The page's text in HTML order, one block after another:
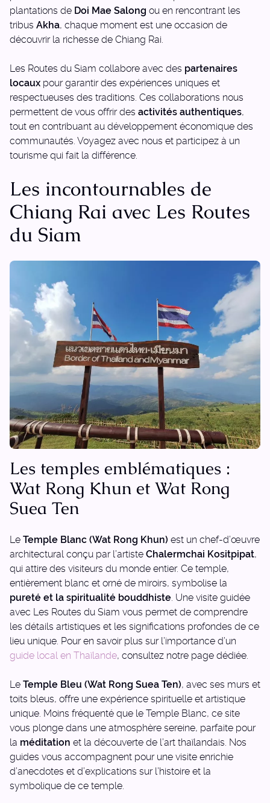
plantations de Doi Mae Salong ou en rencontrant les
tribus Akha, chaque moment est une occasion de
découvrir la richesse de Chiang Rai.
Les Routes du Siam collabore avec des partenaires
locaux pour garantir des expériences uniques et
respectueuses des traditions. Ces collaborations nous
permettent de vous offrir des activités authentiques,
tout en contribuant au développement économique des
communautés. Voyagez avec nous et participez à un
tourisme qui fait la différence.
Les incontournables de
Chiang Rai avec Les Routes
du Siam
Les temples emblématiques :
Wat Rong Khun et Wat Rong
Suea Ten
Le Temple Blanc (Wat Rong Khun) est un chef-d’œuvre
architectural conçu par l’artiste Chalermchai Kositpipat,
qui attire des visiteurs du monde entier. Ce temple,
entièrement blanc et orné de miroirs, symbolise la
pureté et la spiritualité bouddhiste. Une visite guidée
avec Les Routes du Siam vous permet de comprendre
les détails artistiques et les significations profondes de ce
lieu unique. Pour en savoir plus sur l’importance d’un
guide local en Thaïlande, consultez notre page dédiée.
Le Temple Bleu (Wat Rong Suea Ten), avec ses murs et
toits bleus, offre une expérience spirituelle et artistique
unique. Moins fréquenté que le Temple Blanc, ce site
vous plonge dans une atmosphère sereine, parfaite pour
la méditation et la découverte de l’art thaïlandais. Nos
guides vous accompagnent pour une visite enrichie
d’anecdotes et d’explications sur l’histoire et la
symbolique de ce temple.